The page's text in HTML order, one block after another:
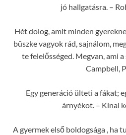
jó hallgatásra. –
Hét dolog, amit minden
büszke vagyok rád, sajnálom,
te felelősséged. Megvan, ami
Campbell,
Egy generáció ülteti a fákat;
árnyékot. – Kínai
A gyermek első boldogsága , ha